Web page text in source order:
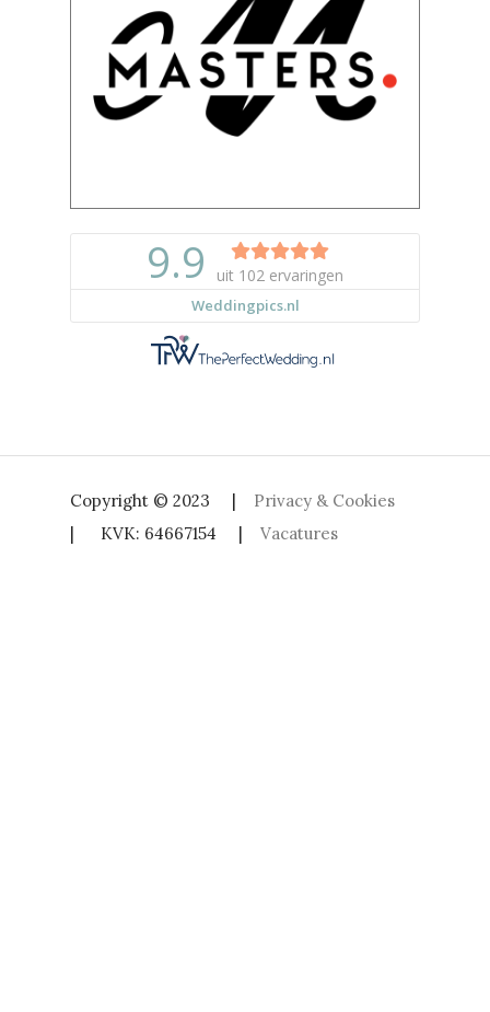
Copyright © 2023 | Privacy & Cookies
| KVK: 64667154 |Vacatures